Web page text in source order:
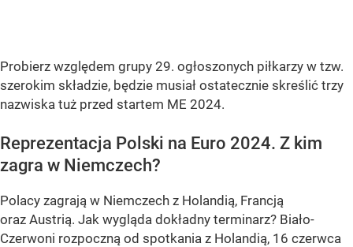
Probierz względem grupy 29. ogłoszonych piłkarzy w tzw.
szerokim składzie, będzie musiał ostatecznie skreślić trzy
nazwiska tuż przed startem ME 2024.
Reprezentacja Polski na Euro 2024. Z kim
zagra w Niemczech?
Polacy zagrają w Niemczech z Holandią, Francją
oraz Austrią. Jak wygląda dokładny terminarz? Biało-
Czerwoni rozpoczną od spotkania z Holandią, 16 czerwca